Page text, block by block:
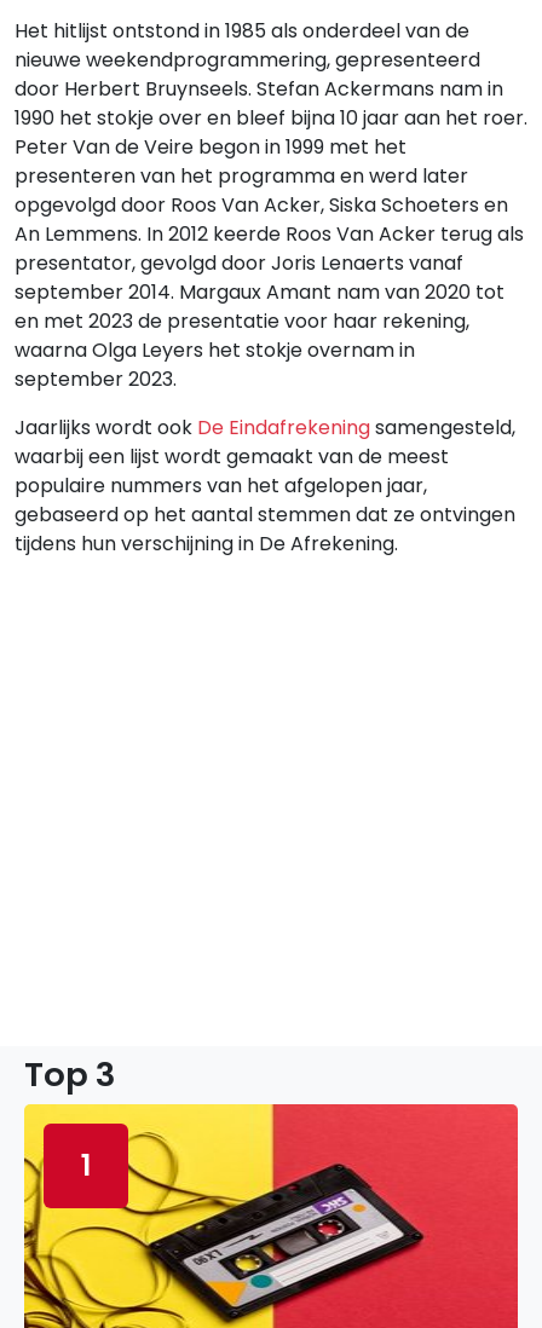
Het hitlijst ontstond in 1985 als onderdeel van de
nieuwe weekendprogrammering, gepresenteerd
door Herbert Bruynseels. Stefan Ackermans nam in
1990 het stokje over en bleef bijna 10 jaar aan het roer.
Peter Van de Veire begon in 1999 met het
presenteren van het programma en werd later
opgevolgd door Roos Van Acker, Siska Schoeters en
An Lemmens. In 2012 keerde Roos Van Acker terug als
presentator, gevolgd door Joris Lenaerts vanaf
september 2014. Margaux Amant nam van 2020 tot
en met 2023 de presentatie voor haar rekening,
waarna Olga Leyers het stokje overnam in
september 2023.
Jaarlijks wordt ook De Eindafrekeningsamengesteld,
waarbij een lijst wordt gemaakt van de meest
populaire nummers van het afgelopen jaar,
gebaseerd op het aantal stemmen dat ze ontvingen
tijdens hun verschijning in De Afrekening.
Top 3
1